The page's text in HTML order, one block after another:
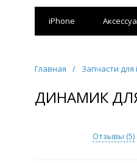
iPhone
Главная / Запчасти для
ДИНАМИК ДЛЯ
Отзывы (5)